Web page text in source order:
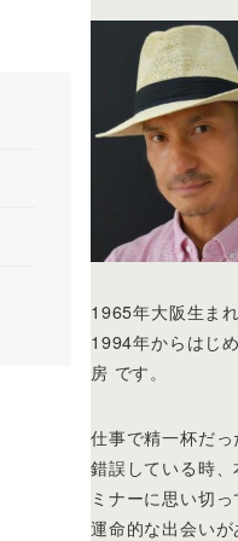
1965年大阪生ま
1994年からはじ
房 です。
仕事で精一杯だ
錯誤している時
ミナーに思い切
運命的な出会い